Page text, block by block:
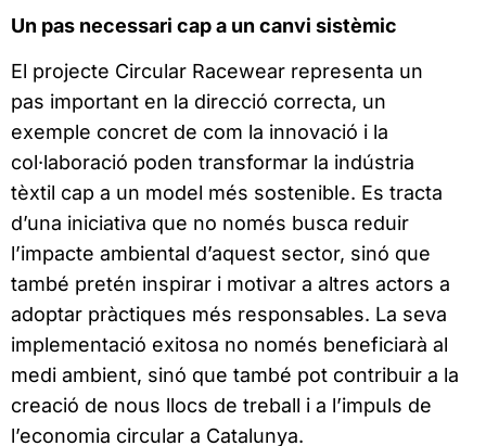
Un pas necessari cap a un canvi sistèmic
El projecte Circular Racewear representa un
pas important en la direcció correcta, un
exemple concret de com la innovació i la
col·laboració poden transformar la indústria
tèxtil cap a un model més sostenible. Es tracta
d’una iniciativa que no només busca reduir
l’impacte ambiental d’aquest sector, sinó que
també pretén inspirar i motivar a altres actors a
adoptar pràctiques més responsables. La seva
implementació exitosa no només beneficiarà al
medi ambient, sinó que també pot contribuir a la
creació de nous llocs de treball i a l’impuls de
l’economia circular a Catalunya.